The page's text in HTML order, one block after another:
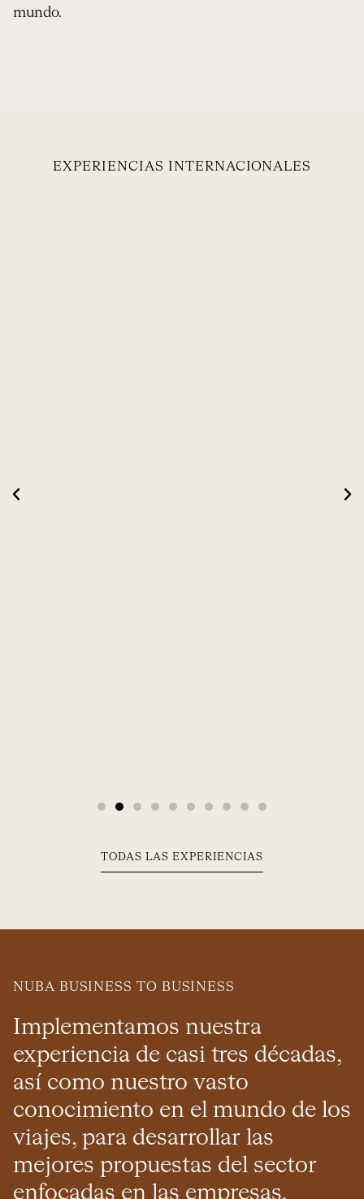
mundo.
EXPERIENCIAS INTERNACIONALES
TODAS LAS EXPERIENCIAS
NUBA BUSINESS TO BUSINESS
Implementamos nuestra
experiencia de casi tres décadas,
así como nuestro vasto
conocimiento en el mundo de los
viajes, para desarrollar las
mejores propuestas del sector
enfocadas en las empresas.